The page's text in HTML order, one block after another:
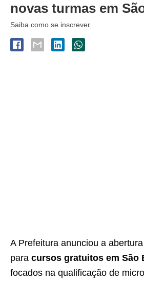
novas turmas em
Saiba como se inscrever.
A Prefeitura anunciou a
para cursos gratuitos em São
focados na qualificação de